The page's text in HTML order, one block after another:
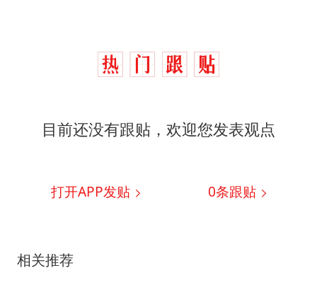
目前还没有跟贴，欢迎您发表观点
打开APP发贴 0条跟贴
相关推荐